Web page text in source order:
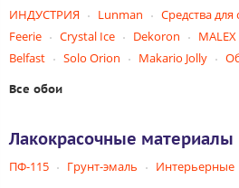
ИНДУСТРИЯ Lunman Средства для
Feerie
Crystal Ice Dekoron MALEX
Belfast
Solo Orion Makario Jolly
Все обои
Лакокрасочные материалы
ПФ-115 Грунт-эмаль Интерьерные